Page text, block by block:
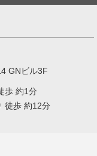
GNビル3F
歩 約1分
徒歩 約12分